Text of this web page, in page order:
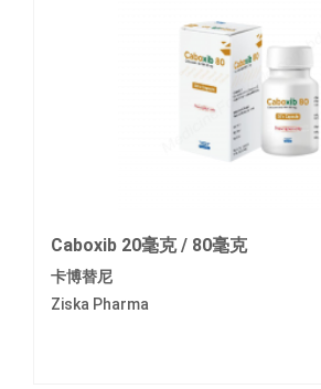
Caboxib 20毫克 / 80毫克
卡博替尼
Ziska Pharma